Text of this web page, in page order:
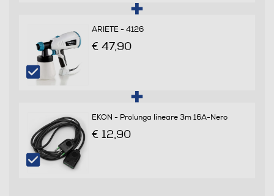
Altre funzioni
Per ceneri freddi Funzione soffiante
Sistema parking
Dotazioni - Personalizzazioni
ARIETE - 4126
€ 47,90
EKON - Prolunga lineare 3m 16A-Nero
€ 12,90